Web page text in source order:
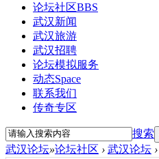
论坛社区BBS
武汉新闻
武汉旅游
武汉招聘
论坛模拟服务
动态Space
联系我们
传奇专区
搜索
武汉论坛»论坛社区 › 武汉论坛 ›